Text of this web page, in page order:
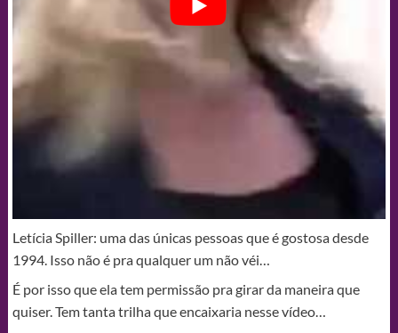
Letícia Spiller: uma das únicas pessoas que é gostosa desde
1994. Isso não é pra qualquer um não véi…
É por isso que ela tem permissão pra girar da maneira que
quiser. Tem tanta trilha que encaixaria nesse vídeo…